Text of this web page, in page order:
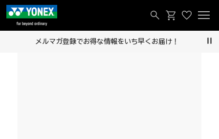
メルマガ登録でお得な情報をいち早くお届け！